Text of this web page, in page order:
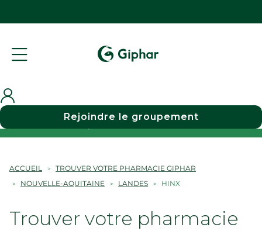
Choisir une pharmacie
Rejoindre le groupement
ACCUEIL
TROUVER VOTRE PHARMACIE GIPHAR
NOUVELLE-AQUITAINE
LANDES HINX
Trouver votre pharmacie